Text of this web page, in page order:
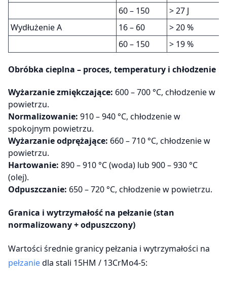
60 – 150
> 27 J
Wydłużenie A
16 – 60
> 20 %
60 – 150
> 19 %
Obróbka cieplna – proces, temperatury i chłodzenie
Wyżarzanie zmiękczające: 600 – 700 °C, chłodzenie w
powietrzu.
Normalizowanie: 910 – 940 °C, chłodzenie w
spokojnym powietrzu.
Wyżarzanie odprężające: 660 – 710 °C, chłodzenie w
powietrzu.
Hartowanie: 890 – 910 °C (woda) lub 900 – 930 °C
(olej).
Odpuszczanie: 650 – 720 °C, chłodzenie w powietrzu.
Granica i wytrzymałość na pełzanie (stan
normalizowany + odpuszczony)
Wartości średnie granicy pełzania i wytrzymałości na
pełzaniedla stali 15HM / 13CrMo4-5: